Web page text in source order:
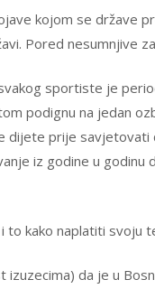
kojom se države
Pored nesumnjive
sportiste je
podignu na jedan
dijete prije savjetovati
iz godine u
to kako naplatiti svoju
izuzecima) da je u